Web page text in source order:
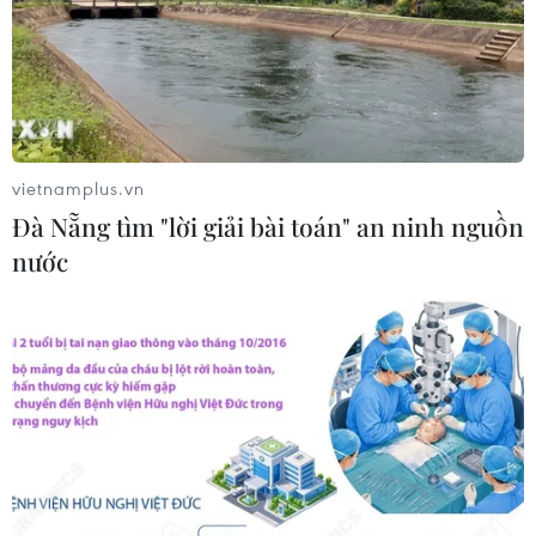
Kế hoạch hành động phòng, chống
bão, lũ, thiên tai cực đoan và biến đổi
khí hậu
06/08/2026 23:00
Xem thêm
CƠ QUAN CHỦ QUẢN: THÔNG TẤN XÃ VIỆT NAM
Tổng Biên tập: TRẦN TIẾN DUẨN
Phó Tổng Biên tập: NGUYỄN THỊ TÁM, KHÚC THANH
THỦY
vietnamplus.vn
Đà Nẵng tìm "lời giải bài toán" an ninh nguồn
nước